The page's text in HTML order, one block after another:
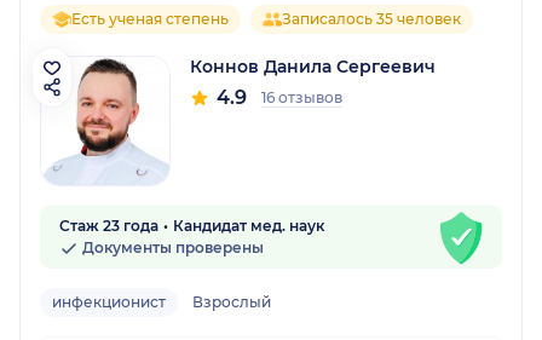
Есть ученая степень Записалось 35 человек
Коннов Данила Сергеевич
4.9 16 отзывов
Стаж 23 года
Кандидат мед. наук
Документы проверены
инфекционист Взрослый